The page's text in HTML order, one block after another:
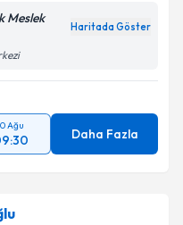
Meslek
Haritada Göster
Ağu
Daha Fazla